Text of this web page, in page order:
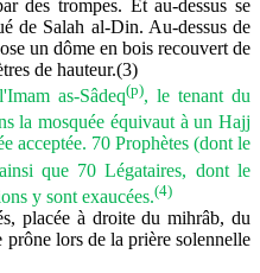
des trompes. Et au-dessus se
de Salah al-Din. Au-dessus de
un dôme en bois recouvert de
de hauteur.(3)
as-Sâdeq(p), le tenant du
la mosquée équivaut à un Hajj
acceptée. 70 Prophètes (dont le
que 70 Légataires, dont le
y sont exaucées.(4)
placée à droite du mihrâb, du
lors de la prière solennelle